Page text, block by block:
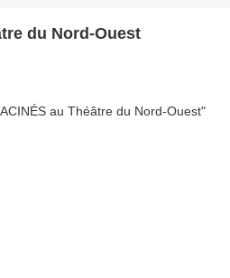
du Nord-Ouest